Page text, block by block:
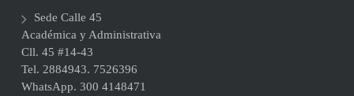
Sede Calle 45
Académica y Administrativa
Cll. 45 #14-43
Tel. 2884943. 7526396
WhatsApp. 300 4148471